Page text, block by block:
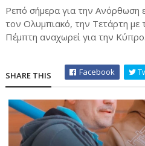
Ρεπό σήμερα για την Ανόρθωση
τον Ολυμπιακό, την Τετάρτη με
Πέμπτη αναχωρεί για την Κύπρο.
SHARE THIS Facebook